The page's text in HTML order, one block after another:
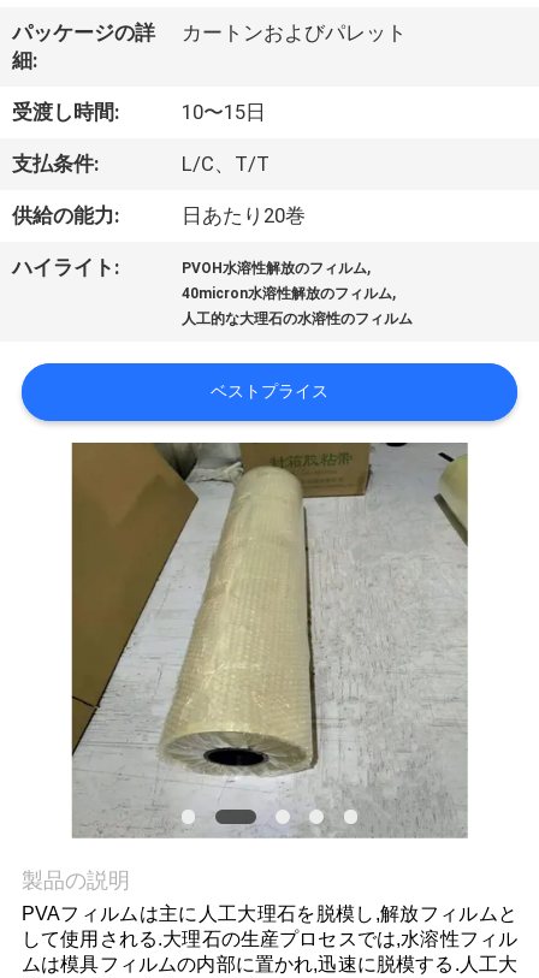
に
つ
い
て
工
ツ
ア
ー
ス
パッケージの詳
細:
カートンおよびパレット
受渡し時間: 10〜15日
支払条件: L/C、T/T
供給の能力: 日あたり20巻
ハイライト: PVOH水溶性解放のフィルム,
40micron水溶性解放のフィルム,
人工的な大理石の水溶性のフィルム
ベストプライス
製品の説明
PVAフィルムは主に人工大理石を脱模し,解放フィルムと
して使用される.大理石の生産プロセスでは,水溶性フィル
ムは模具フィルムの内部に置かれ,迅速に脱模する.人工大